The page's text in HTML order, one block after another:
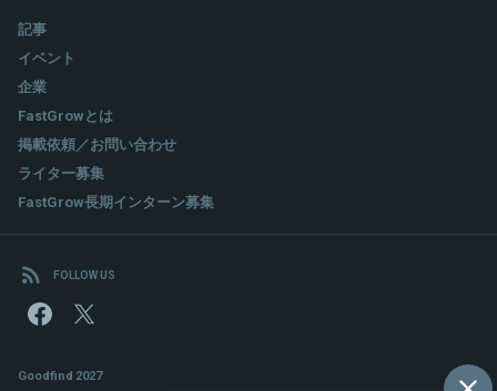
記事
イベント
企業
FastGrowとは
掲載依頼／お問い合わせ
ライター募集
FastGrow長期インターン募集
FOLLOW US
Goodfind 2027